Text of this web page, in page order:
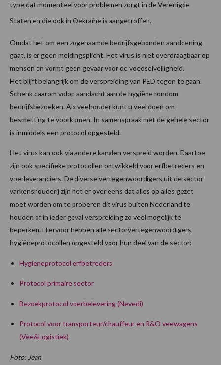
type dat momenteel voor problemen zorgt in de Verenigde
Staten en die ook in Oekraïne is aangetroffen.
Omdat het om een zogenaamde bedrijfsgebonden aandoening
gaat, is er geen meldingsplicht. Het virus is niet overdraagbaar op
mensen en vormt geen gevaar voor de voedselveiligheid.
Het blijft belangrijk om de verspreiding van PED tegen te gaan.
Schenk daarom volop aandacht aan de hygiëne rondom
bedrijfsbezoeken. Als veehouder kunt u veel doen om
besmetting te voorkomen. In samenspraak met de gehele sector
is inmiddels een protocol opgesteld.
Het virus kan ook via andere kanalen verspreid worden. Daartoe
zijn ook specifieke protocollen ontwikkeld voor erfbetreders en
voerleveranciers. De diverse vertegenwoordigers uit de sector
varkenshouderij zijn het er over eens dat alles op alles gezet
moet worden om te proberen dit virus buiten Nederland te
houden of in ieder geval verspreiding zo veel mogelijk te
beperken. Hiervoor hebben alle sectorvertegenwoordigers
hygiëneprotocollen opgesteld voor hun deel van de sector:
Hygieneprotocol erfbetreders
Protocol primaire sector
Bezoekprotocol voerbelevering (Nevedi)
Protocol voor transporteur/chauffeur en R&O veewagens
(Vee&Logistiek)
Foto: Jean